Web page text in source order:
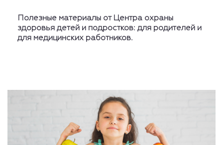
Полезные материалы от Центра охраны
здоровья детей и подростков: для родителей и
для медицинских работников.